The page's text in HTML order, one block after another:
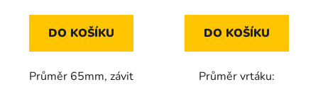
DO KOŠÍKU
Průměr 65mm, závit
DO KOŠÍKU
Průměr vrtáku: